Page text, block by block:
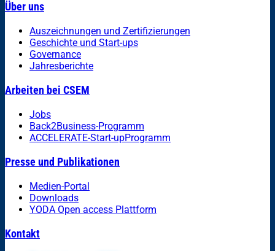
Über uns
Auszeichnungen und Zertifizierungen
Geschichte und Start-ups
Governance
Jahresberichte
Arbeiten bei CSEM
Jobs
Back2Business-Programm
ACCELERATE-Start-upProgramm
Presse und Publikationen
Medien-Portal
Downloads
YODA Open access Plattform
Kontakt